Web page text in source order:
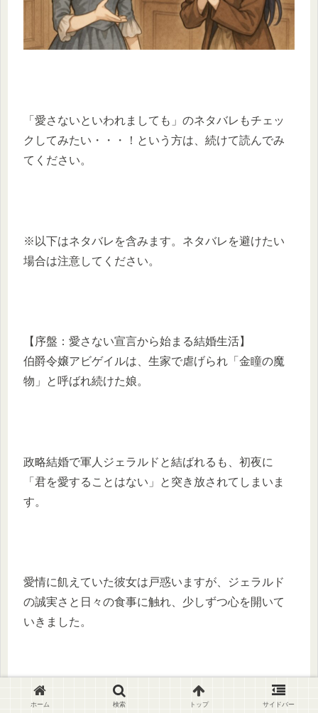
「愛さないといわれましても」のネタバレもチェッ
クしてみたい・・・！という方は、続けて読んでみ
てください。
※以下はネタバレを含みます。ネタバレを避けたい
場合は注意してください。
【序盤：愛さない宣言から始まる結婚生活】
伯爵令嬢アビゲイルは、生家で虐げられ「金瞳の魔
物」と呼ばれ続けた娘。
政略結婚で軍人ジェラルドと結ばれるも、初夜に
「君を愛することはない」と突き放されてしまいま
す。
愛情に飢えていた彼女は戸惑いますが、ジェラルド
の誠実さと日々の食事に触れ、少しずつ心を開いて
いきました。
ジェラルドもまた、純真な彼女と暮らすうちに愛情
ホーム 検索 トップ サイドバー